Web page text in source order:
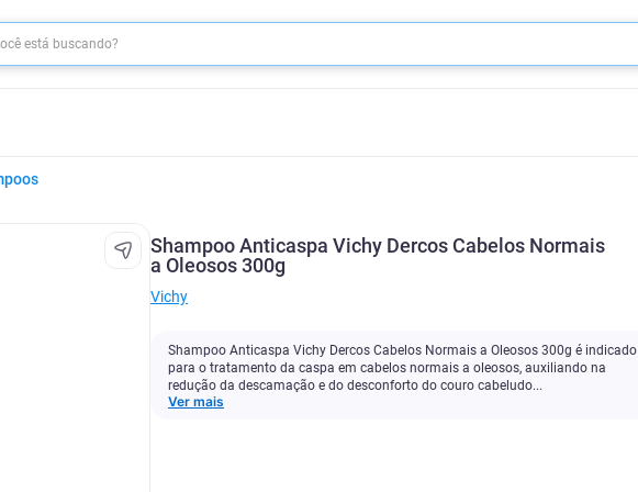
Shampoo Anticaspa Vichy Dercos Cabelos Normais
a Oleosos 300g
Vichy
Shampoo Anticaspa Vichy Dercos Cabelos Normais a Oleosos 300g é indicado
para o tratamento da caspa em cabelos normais a oleosos, auxiliando na
redução da descamação e do desconforto do couro cabeludo...
Ver mais